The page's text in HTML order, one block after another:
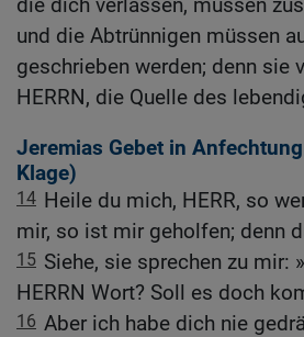
die dich verlassen, müssen
und die Abtrünnigen müssen
geschrieben werden; denn sie
HERRN, die Quelle des
Jeremias Gebet in
Klage)
14 Heile du mich, HERR, so
mir, so ist mir geholfen; denn
15 Siehe, sie sprechen zu mir:
HERRN Wort? Soll es doch
16 Aber ich habe dich nie